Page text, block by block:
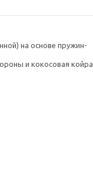
на ос­но­ве пру­жин­
и ко­косо­вая кой­ра